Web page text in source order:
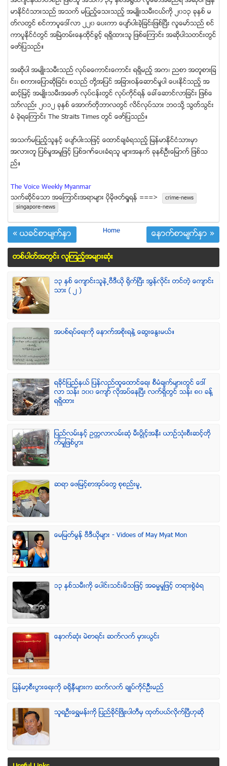
မာႏိုင္ငံသားသည္ အသက္ မျပည့္ေသးသည့္ အမ်ဳိးသမီးငယ္ကို ၂၀၁၃ ခုႏွစ္ မ
တ္လတြင္ စင္ကာပူေဒၚလာ ၂၂၀ ေပးကာ ေပ်ာ္ပါးခဲ့ျခင္းျဖစ္ၿပီး လူေမာ္သည္ စင္
ကာပူႏိုင္ငံတြင္ အၿမဲတမ္းေနထိုင္ခြင့္ ရရွိထားသူ ျဖစ္ေၾကာင္း အဆိုပါသတင္းတြင္
ေဖာ္ျပသည္။
အဆိုပါ အမ်ဳိးသမီးသည္ လုပ္ခေကာင္းေကာင္း ရရွိမည့္ အက၊ ညစာ အတူစားျခ
င္း၊ စကားေျပာဆုိျခင္း စသည္ တုိ႔အျပင္ အျခားဝန္ေဆာင္မႈပါ ေပးႏိုင္သည့္ အ
ဆင့္ျမင့္ အမ်ဳိးသမီးအေဖာ္ လုပ္ငန္းတြင္ လုပ္ကိုင္ရန္ ေခၚေဆာင္လာျခင္း ျဖစ္ေ
သာ္လည္း ၂၀၁၂ ခုႏွစ္ ေအာက္တိုဘာလတြင္ လိင္လုပ္သား ဘဝသို႔ သြတ္သြင္း
ခံ ခဲ့ရေၾကာင္း The Straits Times တြင္ ေဖာ္ျပသည္။
အသက္မျပည့္သူႏွင့္ ေပ်ာ္ပါးသျဖင့္ ေထာင္ခ်ခံရသည့္ ျမန္မာႏိုင္ငံသားမွာ
အလားတူ ျပစ္မႈအမႈျဖင့္ ျပစ္ဒဏ္ေပးခံရသူ မ်ားအနက္ ခုနစ္ဦးေျမာက္ ျဖစ္သ
ည္။
The Voice Weekly Myanmar
သက္ဆုိင္ေသာ အေၾကာင္းအရာမ်ား ပုိမုိဖတ္ရႈရန္ ===>
crime-news
singapore-news
« ယခင္စာမ်က္ႏွာ Home ေနာက္စာမ်က္ႏွာ »
တစ္ပါတ္အတြင္း လူၾကည့္အမ်ားဆံုး
၁၃ ႏွစ္ ေက်ာင္းသူနဲ႕ဗီဒီယို ရိုက္ျပီး အြန္လိုင္း တင္တဲ့ ေက်ာင္း
သား ( ၂ )
အပစ္ရပ္ေရးကို ေနာက္အစိုးရနဲ႔ ေဆြးေႏြးမယ္။
ရခုိင္ျပည္နယ္ ျပန္လည္ထူေထာင္ေရး စီမံခ်က္မ်ားတြင္ ေဒၚ
လာ သန္း ၁၀၀ ေက်ာ္ လုိအပ္ေနၿပီး လက္ရွိတြင္ သန္း ၈၀ ခန္႔
ရရွိထား
ျပည္လမ္းႏွင့္ ဥကၠလာလမ္းဆုံ မီးပြိဳင့္အနီး ယာဥ္သုံးစီးဆင့္တို
က္မႈျဖစ္ပြား
ဆရာ ေဖျမင့္စာအုပ္ေတြ စုစည္းမူ႕
ေမျမတ္မြန္ ဗီဒီယုိမ်ား - Vidoes of May Myat Mon
၁၃ ႏွစ္သမီးကို ေပါင္းသင္းမိသျဖင့္ အဓမၼမႈျဖင့္ တရားစြဲခံရ
ေနာက္ဆုံး မဲစာရင္း ဆက္လက္ မွားယြင္း
ျမန္မာ့စီးပြားေရးကို ခရိုနီမ်ားက ဆက္လက္ ခ်ဳပ္ကိုင္ဥိီးမည္
သူရဦးေရႊမန္းကို ျပည္ခိုင္ျဖိဳးပါတီမွ ထုတ္ပယ္လိုက္ျပီဟုဆို